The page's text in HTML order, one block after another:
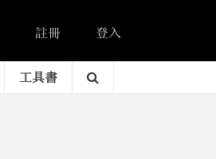
註冊 登入
工具書